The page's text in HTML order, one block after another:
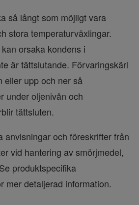
så långt som möjligt vara
stora temperaturväxlingar.
orsaka kondens i
är tättslutande. Förvaringskärl
eller upp och ner så
under oljenivån och
tättsluten.
anvisningar och föreskrifter från
vid hantering av smörjmedel,
produktspecifika
mer detaljerad information.